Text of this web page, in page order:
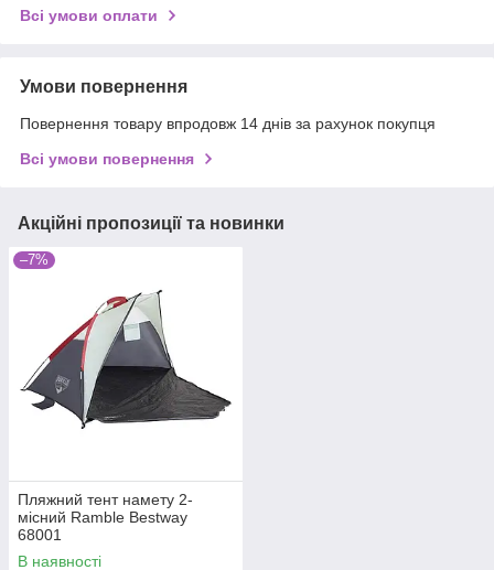
Всі умови оплати
Умови повернення
Повернення товару впродовж 14 днів за рахунок покупця
Всі умови повернення
Акційні пропозиції та новинки
–7%
Пляжний тент намету 2-
місний Ramble Bestway
68001
В наявності